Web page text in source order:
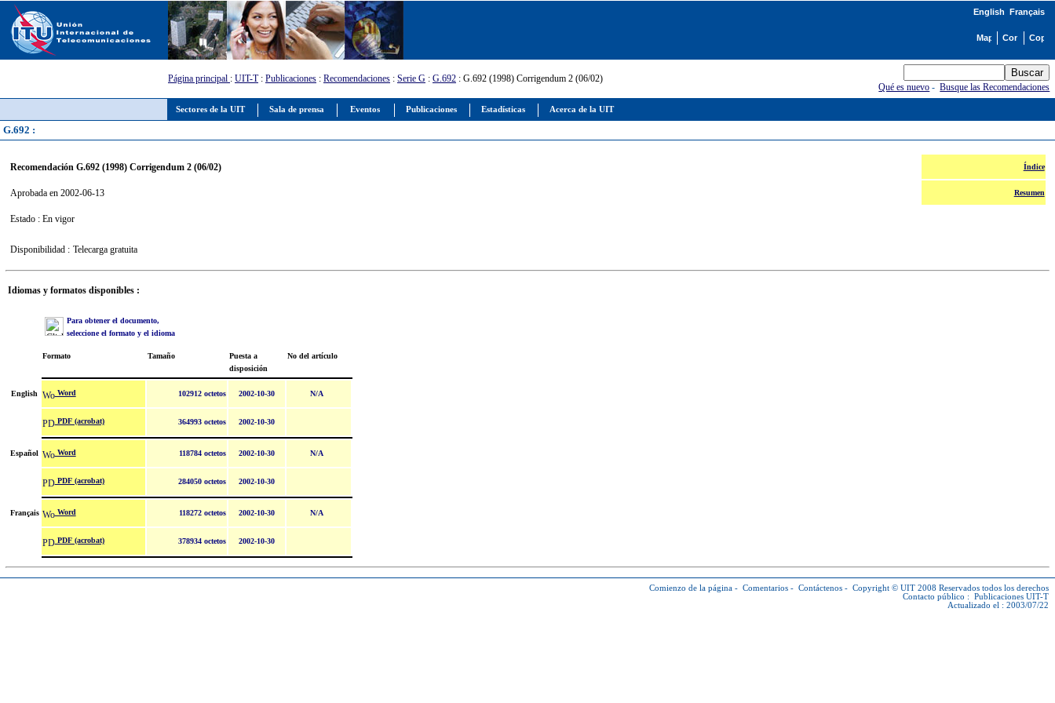
Sectores de la UIT Sala de prensa Eventos Publicaciones Estadísticas Acerca de la UIT
English Français
Página principal : UIT-T: Publicaciones : Recomendaciones : Serie G : G.692 : G.692 (1998) Corrigendum 2 (06/02)
Qué es nuevo -Busque las Recomendaciones
G.692 :
Recomendación G.692 (1998) Corrigendum 2 (06/02)
Aprobada en 2002-06-13
Estado : En vigor
Índice
Resumen
Disponibilidad : Telecarga gratuita
Idiomas y formatos disponibles :
Para obtener el documento,
seleccione el formato y el idioma
Formato Tamaño
Puesta a
disposición
No del artículo
English Word 102912 octetos 2002-10-30 N/A
PDF (acrobat) 364993 octetos 2002-10-30
Español Word 118784 octetos 2002-10-30 N/A
PDF (acrobat) 284050 octetos 2002-10-30
Français Word 118272 octetos 2002-10-30 N/A
PDF (acrobat) 378934 octetos 2002-10-30
Comienzo de la página - Comentarios - Contáctenos - Copyright © UIT 2008 Reservados todos los derechos
Contacto público : Publicaciones UIT-T
Actualizado el : 2003/07/22